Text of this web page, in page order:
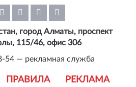
ПРАВИЛА РЕКЛАМА
город Алматы, проспект
115/46, офис 306
54 — рекламная служба